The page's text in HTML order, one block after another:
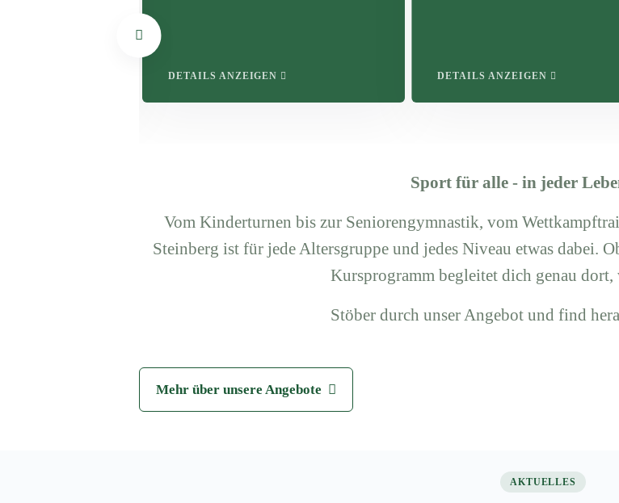
DETAILS ANZEIGEN DETAILS ANZEIGEN
Sport für alle - in jeder
Vom Kinderturnen bis zur Seniorengymnastik, vom
Steinberg ist für jede Altersgruppe und jedes Niveau etwas dabei.
Kursprogramm begleitet dich genau dort,
Stöber durch unser Angebot und find
Mehr über unsere Angebote
AKTUELLES